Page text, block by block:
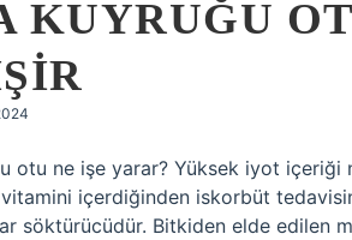
KUYRUĞU
otu ne işe yarar? Yüksek iyot içeriği
içerdiğinden iskorbüt
söktürücüdür. Bitkiden elde edilen